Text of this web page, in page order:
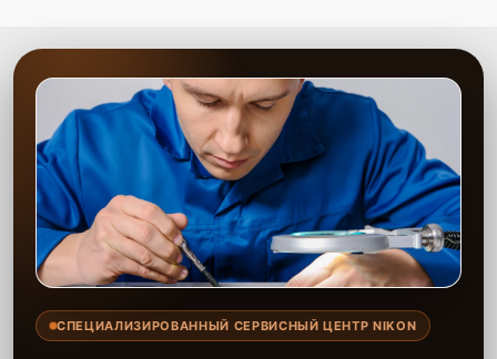
СПЕЦИАЛИЗИРОВАННЫЙ СЕРВИСНЫЙ ЦЕНТР NIKON